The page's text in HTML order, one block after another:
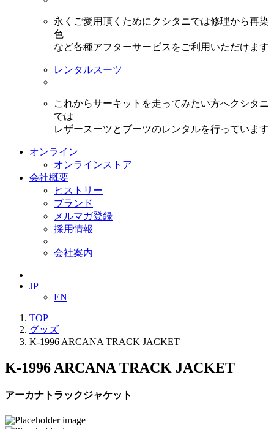
永くご愛用頂くためにクシタニでは修理から再染
色
など各種アフターサービスをご利用いただけます
レンタルスーツ
これからサーキットを走ってみたい方へクシタニ
では
レザースーツとブーツのレンタルを行っています
オンライン
オンラインストア
会社概要
ヒストリー
ブランド
メルマガ登録
採用情報
会社案内
JP
EN
TOP
グッズ
K-1996 ARCANA TRACK JACKET
K-1996 ARCANA TRACK JACKET
アーカナトラックジャケット